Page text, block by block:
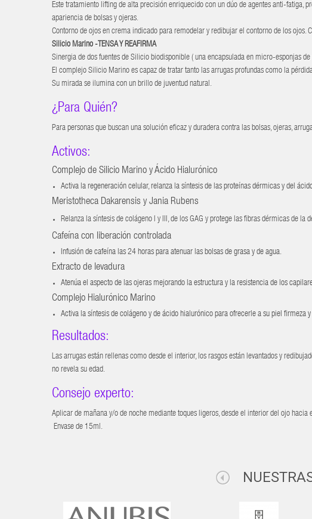
Este tratamiento lifting de alta precisión enriquecido con un dúo de agentes anti-fatiga,
apariencia de bolsas y ojeras.
Contorno de ojos en crema indicado para remodelar y redibujar el contorno de los ojos.
Silicio Marino -TENSA Y REAFIRMA
Sinergia de dos fuentes de Silicio biodisponible ( una encapsulada en micro-esponjas
El complejo Silicio Marino es capaz de tratar tanto las arrugas profundas como la
Su mirada se ilumina con un brillo de juventud natural.
¿Para Quién?
Para personas que buscan una solución eficaz y duradera contra las bolsas, ojeras,
Activos:
Complejo de Silicio Marino y Ácido Hialurónico
Activa la regeneración celular, relanza la síntesis de las proteínas dérmicas y del
Meristotheca Dakarensis y Jania Rubens
Relanza la síntesis de colágeno I y III, de los GAG y protege las fibras dérmicas de la
Cafeína con liberación controlada
Infusión de cafeína las 24 horas para atenuar las bolsas de grasa y de agua.
Extracto de levadura
Atenúa el aspecto de las ojeras mejorando la estructura y la resistencia de los
Complejo Hialurónico Marino
Activa la síntesis de colágeno y de ácido hialurónico para ofrecerle a su piel firmeza
Resultados:
Las arrugas están rellenas como desde el interior, los rasgos están levantados y
no revela su edad.
Consejo experto:
Aplicar de mañana y/o de noche mediante toques ligeros, desde el interior del ojo hacia
Envase de 15ml.